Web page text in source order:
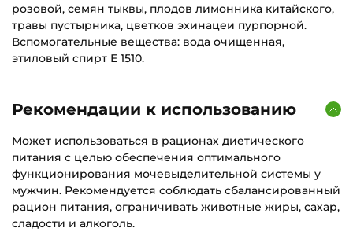
розовой, семян тыквы, плодов лимонника китайского,
травы пустырника, цветков эхинацеи пурпорной.
Вспомогательные вещества: вода очищенная,
этиловый спирт Е 1510.
Рекомендации к использованию
Может использоваться в рационах диетического
питания с целью обеспечения оптимального
функционирования мочевыделительной системы у
мужчин. Рекомендуется соблюдать сбалансированный
рацион питания, ограничивать животные жиры, сахар,
сладости и алкоголь.